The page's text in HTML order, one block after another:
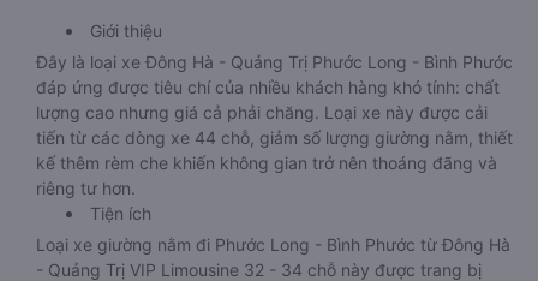
Giới thiệu
Đây là loại xe Đông Hà - Quảng Trị Phước Long - Bình Phước
đáp ứng được tiêu chí của nhiều khách hàng khó tính: chất
lượng cao nhưng giá cả phải chăng. Loại xe này được cải
tiến từ các dòng xe 44 chỗ, giảm số lượng giường nằm, thiết
kế thêm rèm che khiến không gian trở nên thoáng đãng và
riêng tư hơn.
Tiện ích
Loại xe giường nằm đi Phước Long - Bình Phước từ Đông Hà
- Quảng Trị VIP Limousine 32 - 34 chỗ này được trang bị